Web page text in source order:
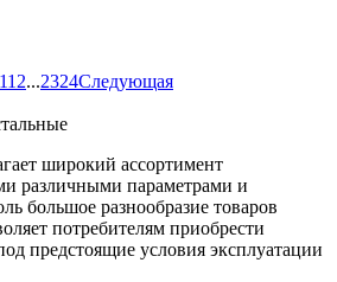
12...2324Следующая
широкий ассортимент
различными параметрами и
большое разнообразие товаров
потребителям приобрести
предстоящие условия эксплуатации